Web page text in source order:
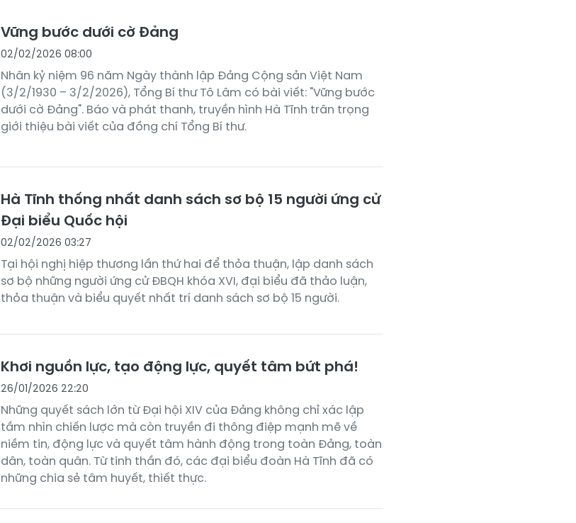
Vững bước dưới cờ Đảng
02/02/2026 08:00
Nhân kỷ niệm 96 năm Ngày thành lập Đảng Cộng sản Việt Nam
(3/2/1930 – 3/2/2026), Tổng Bí thư Tô Lâm có bài viết: "Vững bước
dưới cờ Đảng". Báo và phát thanh, truyền hình Hà Tĩnh trân trọng
giới thiệu bài viết của đồng chí Tổng Bí thư.
Hà Tĩnh thống nhất danh sách sơ bộ 15 người ứng cử
Đại biểu Quốc hội
02/02/2026 03:27
Tại hội nghị hiệp thương lần thứ hai để thỏa thuận, lập danh sách
sơ bộ những người ứng cử ĐBQH khóa XVI, đại biểu đã thảo luận,
thỏa thuận và biểu quyết nhất trí danh sách sơ bộ 15 người.
Khơi nguồn lực, tạo động lực, quyết tâm bứt phá!
26/01/2026 22:20
Những quyết sách lớn từ Đại hội XIV của Đảng không chỉ xác lập
tầm nhìn chiến lược mà còn truyền đi thông điệp mạnh mẽ về
niềm tin, động lực và quyết tâm hành động trong toàn Đảng, toàn
dân, toàn quân. Từ tinh thần đó, các đại biểu đoàn Hà Tĩnh đã có
những chia sẻ tâm huyết, thiết thực.